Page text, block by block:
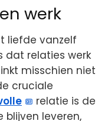
werk
liefde vanzelf
dat relaties werk
misschien niet
cruciale
relatie is de
blijven leveren,